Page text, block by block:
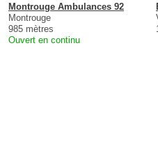
Montrouge Ambulances 92
Montrouge
985 mètres
Ouvert en continu